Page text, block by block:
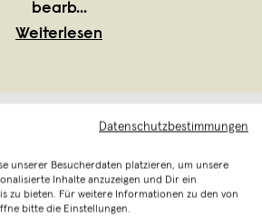
bearb...
Weiterlesen
Datenschutzbestimmungen
unserer Besucherdaten platzieren, um unsere
Inhalte anzuzeigen und Dir ein
zu bieten. Für weitere Informationen zu den von
bitte die Einstellungen.